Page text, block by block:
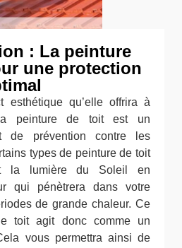
: La peinture
une protection
esthétique qu’elle offrira à
peinture de toit est un
de prévention contre les
types de peinture de toit
la lumière du Soleil en
qui pénètrera dans votre
de grande chaleur. Ce
toit agit donc comme un
vous permettra ainsi de